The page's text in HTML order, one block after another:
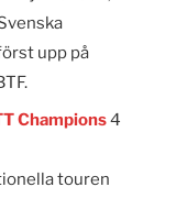
upp på
Champions4
touren